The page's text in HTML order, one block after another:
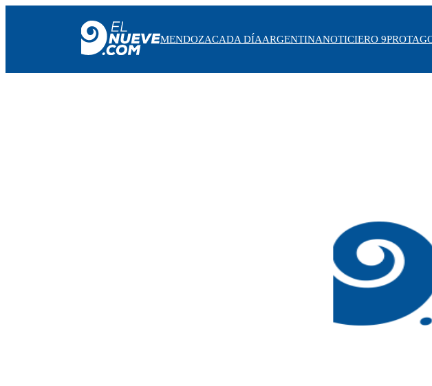
MENDOZACADA DÍAARGENTINANOTICIERO 9